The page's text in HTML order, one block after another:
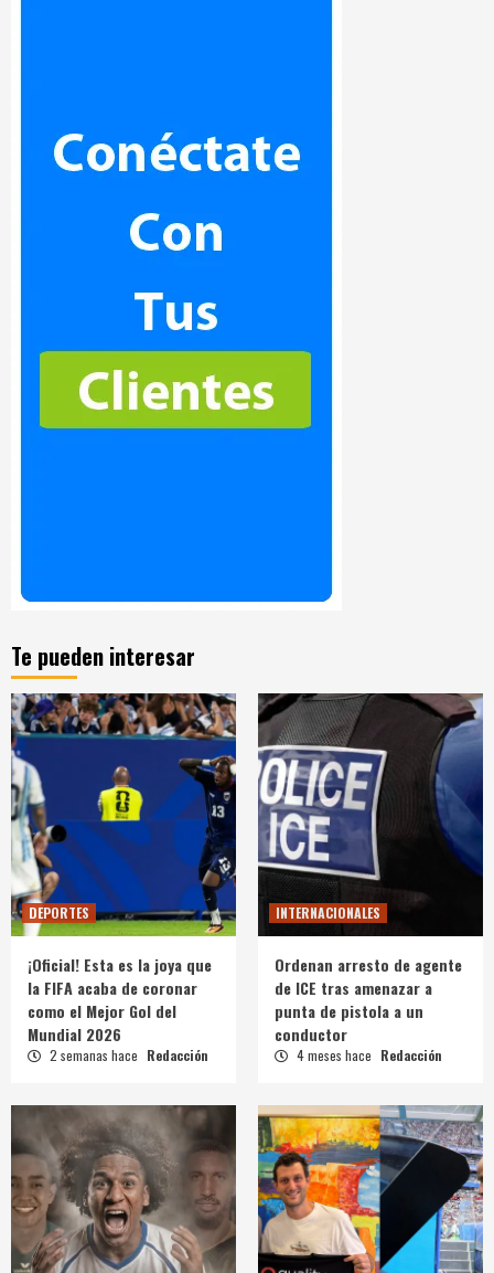
Te pueden interesar
DEPORTES
¡Oficial! Esta es la joya que
la FIFA acaba de coronar
como el Mejor Gol del
Mundial 2026
2 semanas hace Redacción
INTERNACIONALES
Ordenan arresto de agente
de ICE tras amenazar a
punta de pistola a un
conductor
4 meses hace Redacción